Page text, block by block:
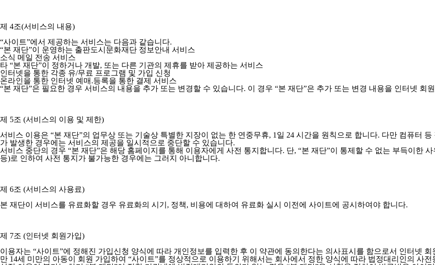
제 4조(서비스의 내용)
“사이트”에서 제공하는 서비스는 다음과 같습니다.
“본 재단”이 운영하는 출판도시문화재단 정보안내 서비스
소식 메일 전송 서비스
타 “본 재단”이 정하거나 개발, 또는 다른 기관의 제휴를 받아 제공하는 서비스
인터넷을 통한 각종 유/무료 프로그램 및 가입 신청
온라인을 통한 인터넷 예매.등록을 통한 결제 서비스
“본 재단”은 필요한 경우 서비스의 내용을 추가 또는 변경할 수 있습니다. 이 경우 “본 재단”은 추가 또는 변경 내용을 인터넷 회
제 5조 (서비스의 이용 및 제한)
서비스 이용은 “본 재단”의 업무상 또는 기술상 특별한 지장이 없는 한 연중무휴, 1일 24 시간을 원칙으로 합니다. 다만 컴퓨터
가 발생한 경우에는 서비스의 제공을 일시적으로 중단할 수 있습니다.
서비스 중단의 경우 “본 재단”은 해당 홈페이지를 통해 이용자에게 사전 통지합니다. 단, “본 재단”이 통제할 수 없는 부득이한
등)로 인하여 사전 통지가 불가능한 경우에는 그러지 아니합니다.
제 6조 (서비스의 사용료)
본 재단이 서비스를 유료화할 경우 유료화의 시기, 정책, 비용에 대하여 유료화 실시 이전에 사이트에 공시하여야 합니다.
제 7조 (인터넷 회원가입)
이용자는 “사이트”에 정해진 가입신청 양식에 따라 개인정보를 입력한 후 이 약관에 동의한다는 의사표시를 함으로서 인터넷
만 14세 미만의 아동이 회원 가입하여 “사이트”를 정상적으로 이용하기 위해서는 회사에서 정한 양식에 따라 법정대리인의 사